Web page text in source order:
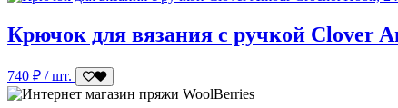
100 ₽
Крючок для вязания с ручкой Clover
740 ₽ / шт.